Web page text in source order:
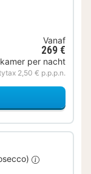
Vanaf
269 €
per nacht
2,50 € p.p.p.n.